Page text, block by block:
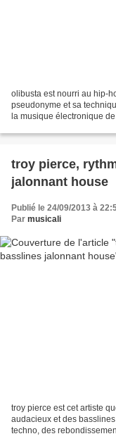
olibusta est nourri au hip-
pseudonyme et sa
la musique électronique
troy pierce,
jalonnant house
Publié le 24/09/2013 à
Par musicali
troy pierce est cet artiste
audacieux et des
techno, des